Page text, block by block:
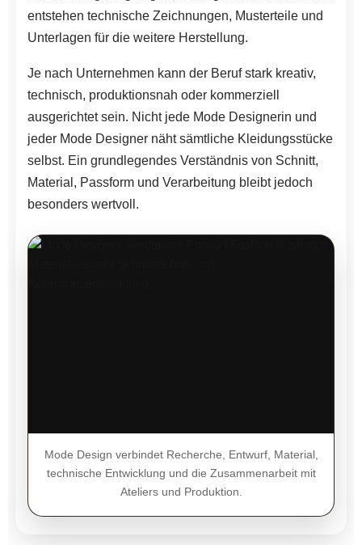
entstehen technische Zeichnungen, Musterteile und
Unterlagen für die weitere Herstellung.
Je nach Unternehmen kann der Beruf stark kreativ,
technisch, produktionsnah oder kommerziell
ausgerichtet sein. Nicht jede Mode Designerin und
jeder Mode Designer näht sämtliche Kleidungsstücke
selbst. Ein grundlegendes Verständnis von Schnitt,
Material, Passform und Verarbeitung bleibt jedoch
besonders wertvoll.
Mode Design verbindet Recherche, Entwurf, Material,
technische Entwicklung und die Zusammenarbeit mit
Ateliers und Produktion.